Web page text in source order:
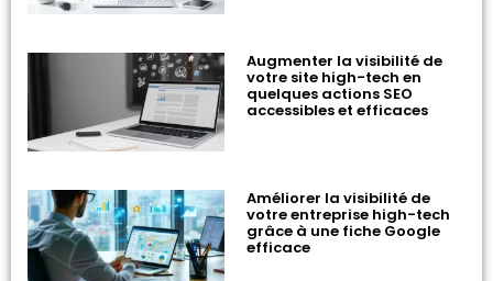
Augmenter la visibilité de
votre site high-tech en
quelques actions SEO
accessibles et efficaces
Améliorer la visibilité de
votre entreprise high-tech
grâce à une fiche Google
efficace